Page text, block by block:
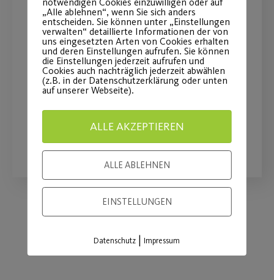
Erste Hillfe im Sport – das
sollten Sie wissen!
Erste Hilfe-Video in Zusammenarbeit
mit Medic Center Nürnberg und
DocPod.
„Alle ablehnen“, wenn Sie sich anders
entscheiden. Sie können unter „Einstellungen
verwalten“ detaillierte Informationen der von
uns eingesetzten Arten von Cookies erhalten
und deren Einstellungen aufrufen. Sie können
die Einstellungen jederzeit aufrufen und
Cookies auch nachträglich jederzeit abwählen
(z.B. in der Datenschutzerklärung oder unten
auf unserer Webseite).
ALLE AKZEPTIEREN
ALLE ABLEHNEN
EINSTELLUNGEN
Datenschutz |Impressum